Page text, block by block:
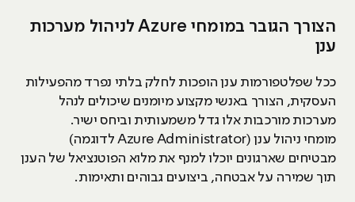
הצורך הגובר במומחי Azure לניהול מערכות
ענן
ככל שפלטפורמות ענן הופכות לחלק בלתי נפרד מהפעילות
העסקית, הצורך באנשי מקצוע מיומנים שיכולים לנהל
מערכות מורכבות אלו גדל משמעותית וביחס ישיר.
מומחי ניהול ענן (Azure Administrator לדוגמה)
מבטיחים שארגונים יוכלו למנף את מלוא הפוטנציאל של הענן
תוך שמירה על אבטחה, ביצועים גבוהים ותאימות.